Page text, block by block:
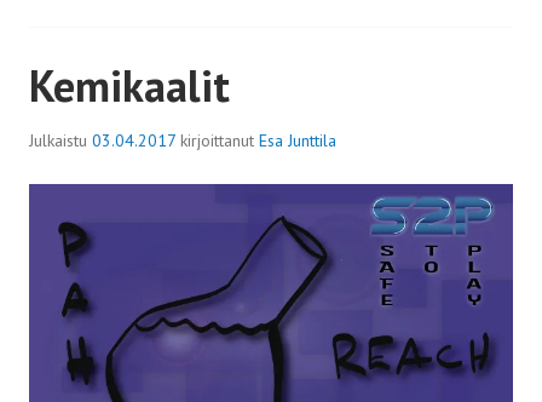
Kemikaalit
Julkaistu 03.04.2017 kirjoittanut Esa Junttila